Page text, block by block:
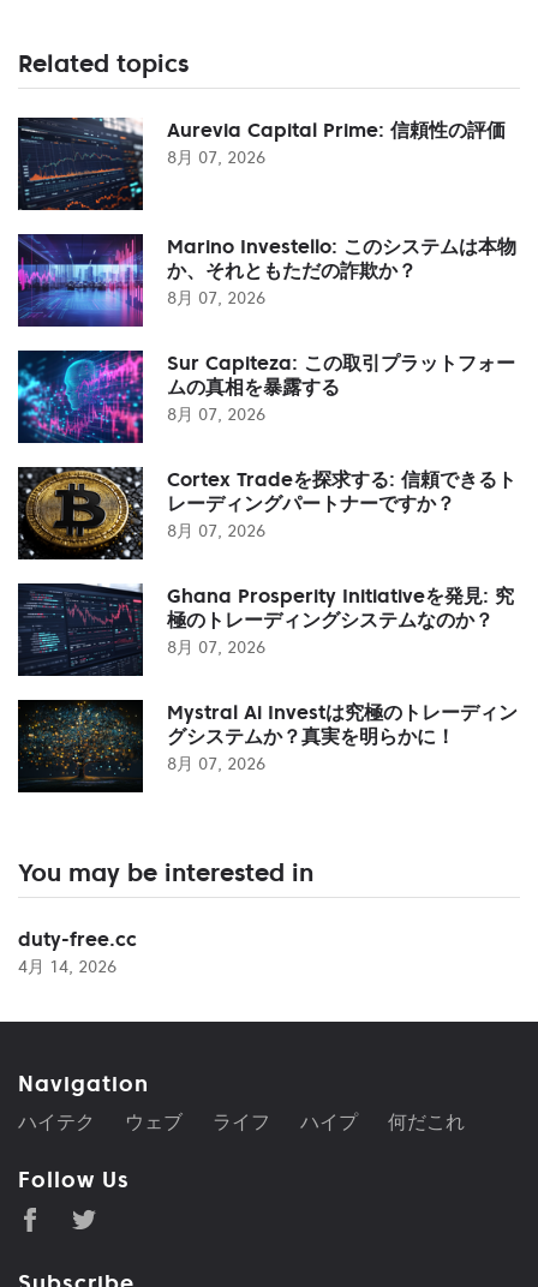
Related topics
Aurevia Capital Prime: 信頼性の評価
8月 07, 2026
Marino Investello: このシステムは本物
か、それともただの詐欺か？
8月 07, 2026
Sur Capiteza: この取引プラットフォー
ムの真相を暴露する
8月 07, 2026
Cortex Tradeを探求する: 信頼できるト
レーディングパートナーですか？
8月 07, 2026
Ghana Prosperity Initiativeを発見: 究
極のトレーディングシステムなのか？
8月 07, 2026
Mystral Ai Investは究極のトレーディン
グシステムか？真実を明らかに！
8月 07, 2026
You may be interested in
duty-free.cc
4月 14, 2026
Navigation
ハイテク ウェブ ライフ ハイプ 何だこれ
Follow Us